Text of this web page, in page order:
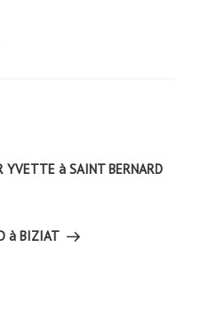
à SAINT BERNARD
à BIZIAT